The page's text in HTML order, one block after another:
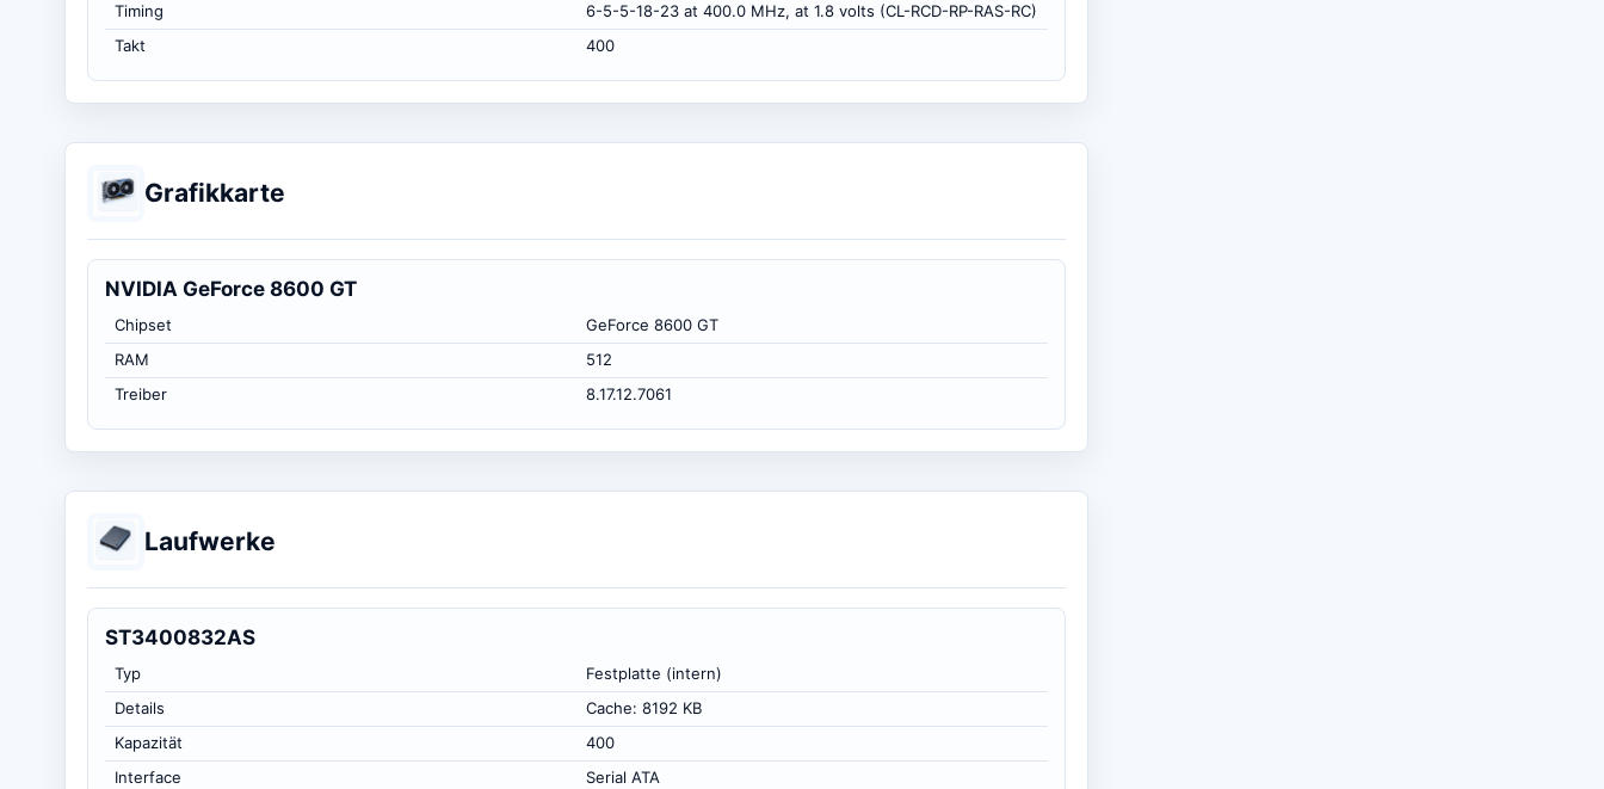
Timing
6-5-5-18-23 at 400.0 MHz, at 1.8 volts (CL-RCD-RP-RAS-RC)
Takt
400
Grafikkarte
NVIDIA GeForce 8600 GT
Chipset
GeForce 8600 GT
RAM
512
Treiber
8.17.12.7061
Laufwerke
ST3400832AS
Typ
Festplatte (intern)
Details
Cache: 8192 KB
Kapazität
400
Interface
Serial ATA